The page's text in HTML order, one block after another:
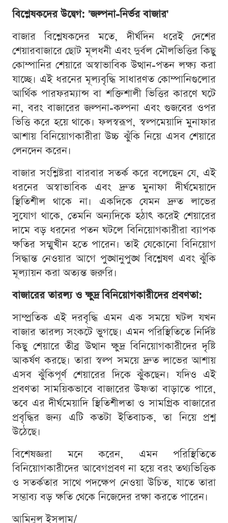
বিশ্লেষকদের উদ্বেগ: 'জল্পনা-নির্ভর বাজার'
বাজার বিশ্লেষকদের মতে, দীর্ঘদিন ধরেই দেশের
শেয়ারবাজারে ছোট মূলধনী এবং দুর্বল মৌলভিত্তির কিছু
কোম্পানির শেয়ারে অস্বাভাবিক উত্থান-পতন লক্ষ্য করা
যাচ্ছে। এই ধরনের মূল্যবৃদ্ধি সাধারণত কোম্পানিগুলোর
আর্থিক পারফরম্যান্স বা শক্তিশালী ভিত্তির কারণে ঘটে
না, বরং বাজারের জল্পনা-কল্পনা এবং গুজবের ওপর
ভিত্তি করে হয়ে থাকে। ফলস্বরূপ, স্বল্পমেয়াদি মুনাফার
আশায় বিনিয়োগকারীরা উচ্চ ঝুঁকি নিয়ে এসব শেয়ারে
লেনদেন করেন।
বাজার সংশ্লিষ্টরা বারবার সতর্ক করে বলেছেন যে, এই
ধরনের অস্বাভাবিক এবং দ্রুত মুনাফা দীর্ঘমেয়াদে
স্থিতিশীল থাকে না। একদিকে যেমন দ্রুত লাভের
সুযোগ থাকে, তেমনি অন্যদিকে হঠাৎ করেই শেয়ারের
দামে বড় ধরনের পতন ঘটলে বিনিয়োগকারীরা ব্যাপক
ক্ষতির সম্মুখীন হতে পারেন। তাই যেকোনো বিনিয়োগ
সিদ্ধান্ত নেওয়ার আগে পুঙ্খানুপুঙ্খ বিশ্লেষণ এবং ঝুঁকি
মূল্যায়ন করা অত্যন্ত জরুরি।
বাজারের তারল্য ও ক্ষুদ্র বিনিয়োগকারীদের প্রবণতা:
সাম্প্রতিক এই দরবৃদ্ধি এমন এক সময়ে ঘটল যখন
বাজার তারল্য সংকটে ভুগছে। এমন পরিস্থিতিতে নির্দিষ্ট
কিছু শেয়ারে তীব্র উত্থান ক্ষুদ্র বিনিয়োগকারীদের দৃষ্টি
আকর্ষণ করছে। তারা স্বল্প সময়ে দ্রুত লাভের আশায়
এসব ঝুঁকিপূর্ণ শেয়ারের দিকে ঝুঁকছেন। যদিও এই
প্রবণতা সাময়িকভাবে বাজারের উষ্ণতা বাড়াতে পারে,
তবে এর দীর্ঘমেয়াদি স্থিতিশীলতা ও সামগ্রিক বাজারের
প্রবৃদ্ধির জন্য এটি কতটা ইতিবাচক, তা নিয়ে প্রশ্ন
উঠেছে।
বিশেষজ্ঞরা মনে করেন, এমন পরিস্থিতিতে
বিনিয়োগকারীদের আবেগপ্রবণ না হয়ে বরং তথ্যভিত্তিক
ও সতর্কতার সাথে পদক্ষেপ নেওয়া উচিত, যাতে তারা
সম্ভাব্য বড় ক্ষতি থেকে নিজেদের রক্ষা করতে পারেন।
আমিনুল ইসলাম/